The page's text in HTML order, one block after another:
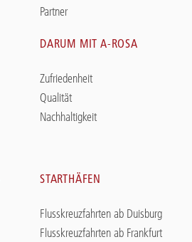
Partner
DARUM MIT A-ROSA
Zufriedenheit
Qualität
Nachhaltigkeit
STARTHÄFEN
Flusskreuzfahrten ab Duisburg
Flusskreuzfahrten ab Frankfurt